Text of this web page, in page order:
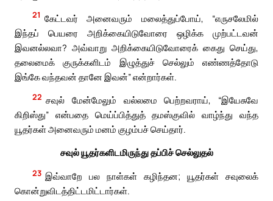
21 கேட்டவர் அனைவரும் மலைத்துப்போய், “எருசலேமில்
இந்தப் பெயரை அறிக்கையிடுவோரை ஒழிக்க முற்பட்டவன்
இவனல்லவா? அவ்வாறு அறிக்கையிடுவோரைக் கைது செய்து,
தலைமைக் குருக்களிடம் இழுத்துச் செல்லும் எண்ணத்தோடு
இங்கே வந்தவன் தானே இவன்” என்றார்கள்.
22 சவுல் மேன்மேலும் வல்லமை பெற்றவராய், “இயேசுவே
கிறிஸ்து” என்பதை மெய்ப்பித்துத் தமஸ்குவில் வாழ்ந்து வந்த
யூதர்கள் அனைவரும் மனம் குழம்பச் செய்தார்.
சவுல் யூதர்களிடமிருந்து தப்பிச் செல்லுதல்
23 இவ்வாறே பல நாள்கள் கழிந்தன; யூதர்கள் சவுலைக்
கொன்றுவிடத்திட்டமிட்டார்கள்.